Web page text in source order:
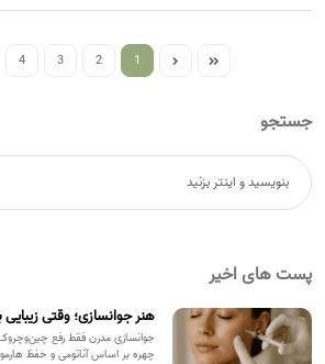
1
2
3
4
جستجو
پست های اخیر
هنر جوانسازی؛ وقتی
جوانسازی مدرن فقط رفع
چهره بر اساس آناتومی و حفظ